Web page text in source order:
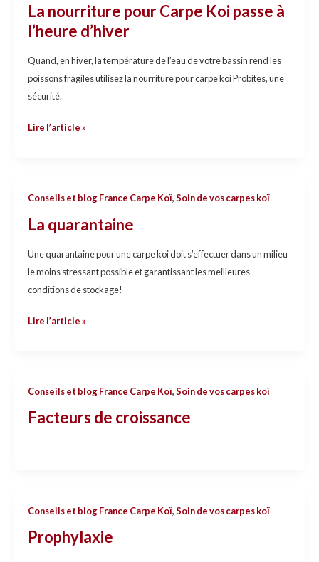
La nourriture pour Carpe Koi passe à
l’heure d’hiver
Quand, en hiver, la température de l’eau de votre bassin rend les
poissons fragiles utilisez la nourriture pour carpe koi Probites, une
sécurité.
pour
Carpe
Koi
passe
d’hiver
Lire l’article »
Conseils et blog France Carpe Koï,Soin de vos carpes koï
La quarantaine
Une quarantaine pour une carpe koi doit s’effectuer dans un milieu
le moins stressant possible et garantissant les meilleures
conditions de stockage!
La
Lire l’article »
Conseils et blog France Carpe Koï,Soin de vos carpes koï
Facteurs de croissance
Conseils et blog France Carpe Koï,Soin de vos carpes koï
Prophylaxie
Prophylaxie